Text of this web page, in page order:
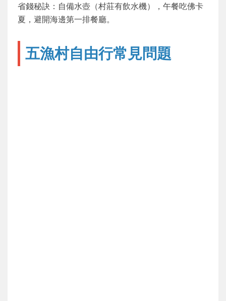
省錢秘訣：自備水壺（村莊有飲水機），午餐吃佛卡
夏，避開海邊第一排餐廳。
五漁村自由行常見問題